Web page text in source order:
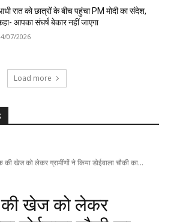
रात को छात्रों के बीच पहुंचा PM मोदी का संदेश,
आपका संघर्ष बेकार नहीं जाएगा
07/2026
Load more